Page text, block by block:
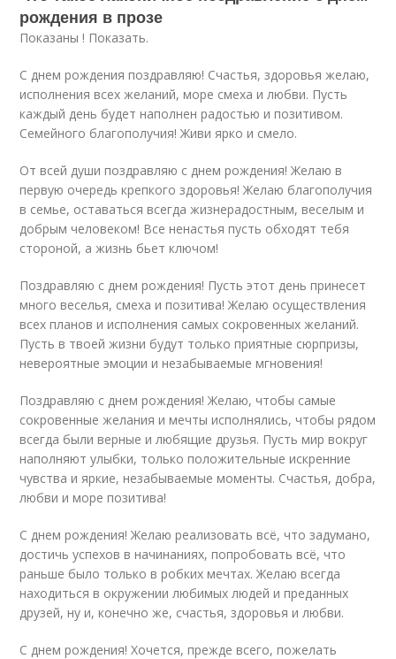
рождения в прозе
Показаны ! Показать.
С днем рождения поздравляю! Счастья, здоровья желаю,
исполнения всех желаний, море смеха и любви. Пусть
каждый день будет наполнен радостью и позитивом.
Семейного благополучия! Живи ярко и смело.
От всей души поздравляю с днем рождения! Желаю в
первую очередь крепкого здоровья! Желаю благополучия
в семье, оставаться всегда жизнерадостным, веселым и
добрым человеком! Все ненастья пусть обходят тебя
стороной, а жизнь бьет ключом!
Поздравляю с днем рождения! Пусть этот день принесет
много веселья, смеха и позитива! Желаю осуществления
всех планов и исполнения самых сокровенных желаний.
Пусть в твоей жизни будут только приятные сюрпризы,
невероятные эмоции и незабываемые мгновения!
Поздравляю с днем рождения! Желаю, чтобы самые
сокровенные желания и мечты исполнялись, чтобы рядом
всегда были верные и любящие друзья. Пусть мир вокруг
наполняют улыбки, только положительные искренние
чувства и яркие, незабываемые моменты. Счастья, добра,
любви и море позитива!
С днем рождения! Желаю реализовать всё, что задумано,
достичь успехов в начинаниях, попробовать всё, что
раньше было только в робких мечтах. Желаю всегда
находиться в окружении любимых людей и преданных
друзей, ну и, конечно же, счастья, здоровья и любви.
С днем рождения! Хочется, прежде всего, пожелать